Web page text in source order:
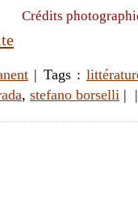
Crédits
| Tags :
, stefano borselli |